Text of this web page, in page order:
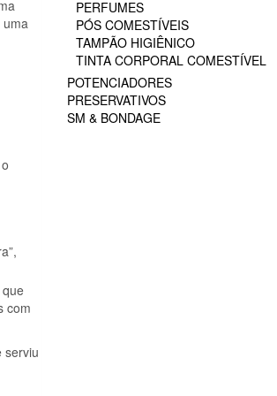
com
serviu
PERFUMES
PÓS COMESTÍVEIS
TAMPÃO HIGIÊNICO
TINTA CORPORAL COMESTÍVEL
POTENCIADORES
PRESERVATIVOS
SM & BONDAGE